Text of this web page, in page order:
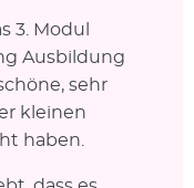
3. Modul
Ausbildung
sehr
kleinen
haben.